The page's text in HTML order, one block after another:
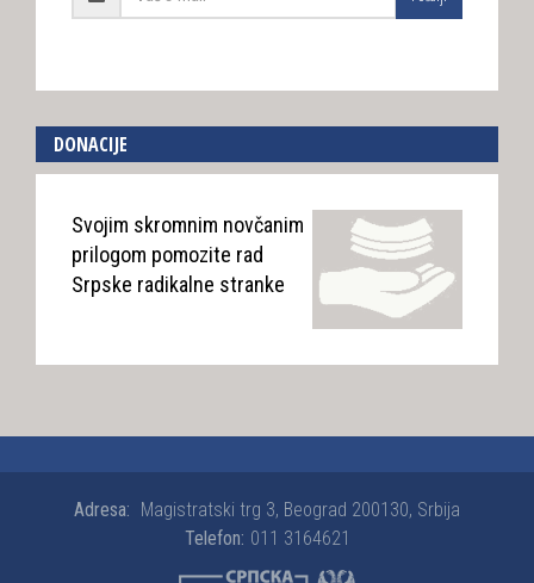
DONACIJE
Svojim skromnim novčanim
prilogom pomozite rad
Srpske radikalne stranke
Adresa: Magistratski trg 3, Beograd 200130, Srbija
Telefon: 011 3164621